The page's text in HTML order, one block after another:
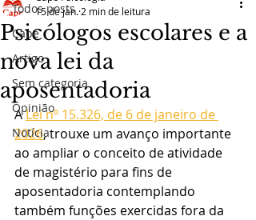
Todos posts
Cape
Artigo
Sem categoria
Opinião
Notícia
Psicólogos escolares e a
nova lei da
aposentadoria
15 de jan. 2 min de leitura
A Lei nº 15.326, de 6 de janeiro de
2026, trouxe um avanço importante
ao ampliar o conceito de atividade
de magistério para fins de
aposentadoria contemplando
também funções exercidas fora da